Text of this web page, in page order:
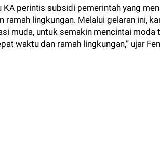
KA perintis subsidi pemerintah yang
ramah lingkungan. Melalui gelaran ini,
muda, untuk semakin mencintai moda
waktu dan ramah lingkungan,” ujar